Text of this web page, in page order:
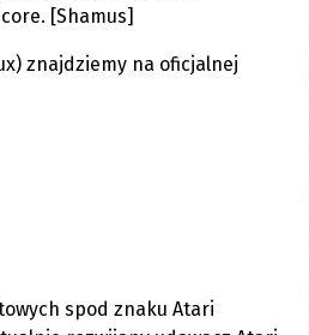
[Shamus]
znajdziemy na oficjalnej
spod znaku Atari